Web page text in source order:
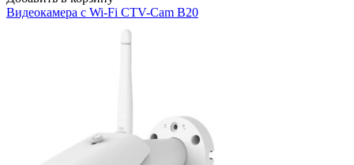
Видеокамера с Wi-Fi CTV-Cam B20